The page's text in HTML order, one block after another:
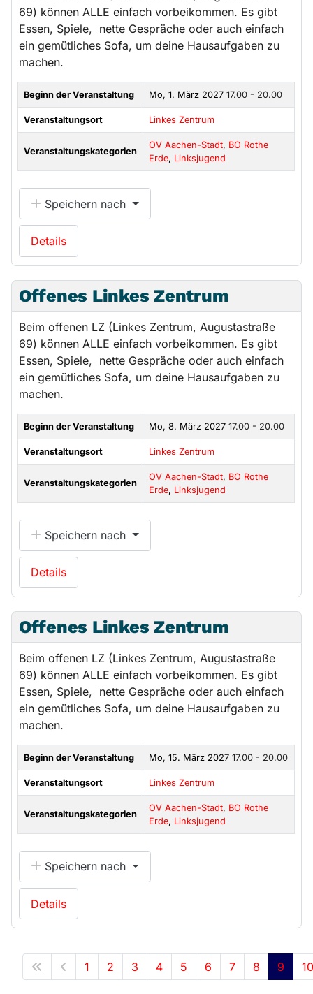
69) können ALLE einfach vorbeikommen. Es gibt
Essen, Spiele, nette Gespräche oder auch einfach
ein gemütliches Sofa, um deine Hausaufgaben zu
machen.
Beginn der Veranstaltung Mo, 1. März 202717.00 - 20.00
Veranstaltungsort Linkes Zentrum
Veranstaltungskategorien
OV Aachen-Stadt, BO Rothe
Erde, Linksjugend
Speichern nach
Details
Offenes Linkes Zentrum
Beim offenen LZ (Linkes Zentrum, Augustastraße
69) können ALLE einfach vorbeikommen. Es gibt
Essen, Spiele, nette Gespräche oder auch einfach
ein gemütliches Sofa, um deine Hausaufgaben zu
machen.
Beginn der Veranstaltung Mo, 8. März 202717.00 - 20.00
Veranstaltungsort Linkes Zentrum
Veranstaltungskategorien
OV Aachen-Stadt, BO Rothe
Erde, Linksjugend
Speichern nach
Details
Offenes Linkes Zentrum
Beim offenen LZ (Linkes Zentrum, Augustastraße
69) können ALLE einfach vorbeikommen. Es gibt
Essen, Spiele, nette Gespräche oder auch einfach
ein gemütliches Sofa, um deine Hausaufgaben zu
machen.
Beginn der Veranstaltung Mo, 15. März 202717.00 - 20.00
Veranstaltungsort Linkes Zentrum
Veranstaltungskategorien
OV Aachen-Stadt, BO Rothe
Erde, Linksjugend
Speichern nach
Details
1 2 3 4 5 6 7 8 9 10